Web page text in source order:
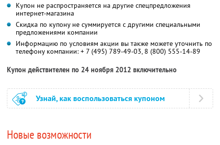
Купон не распространяется на другие спецпредложения
интернет-магазина
Скидка по купону не суммируется с другими специальными
предложениями компании
Информацию по условиям акции вы также можете уточнить по
телефону компании: + 7 (495) 789-49-03, 8 (800) 555-14-89
Купон действителен по 24 ноября 2012 включительно
Узнай, как воспользоваться купоном
Новые возможности